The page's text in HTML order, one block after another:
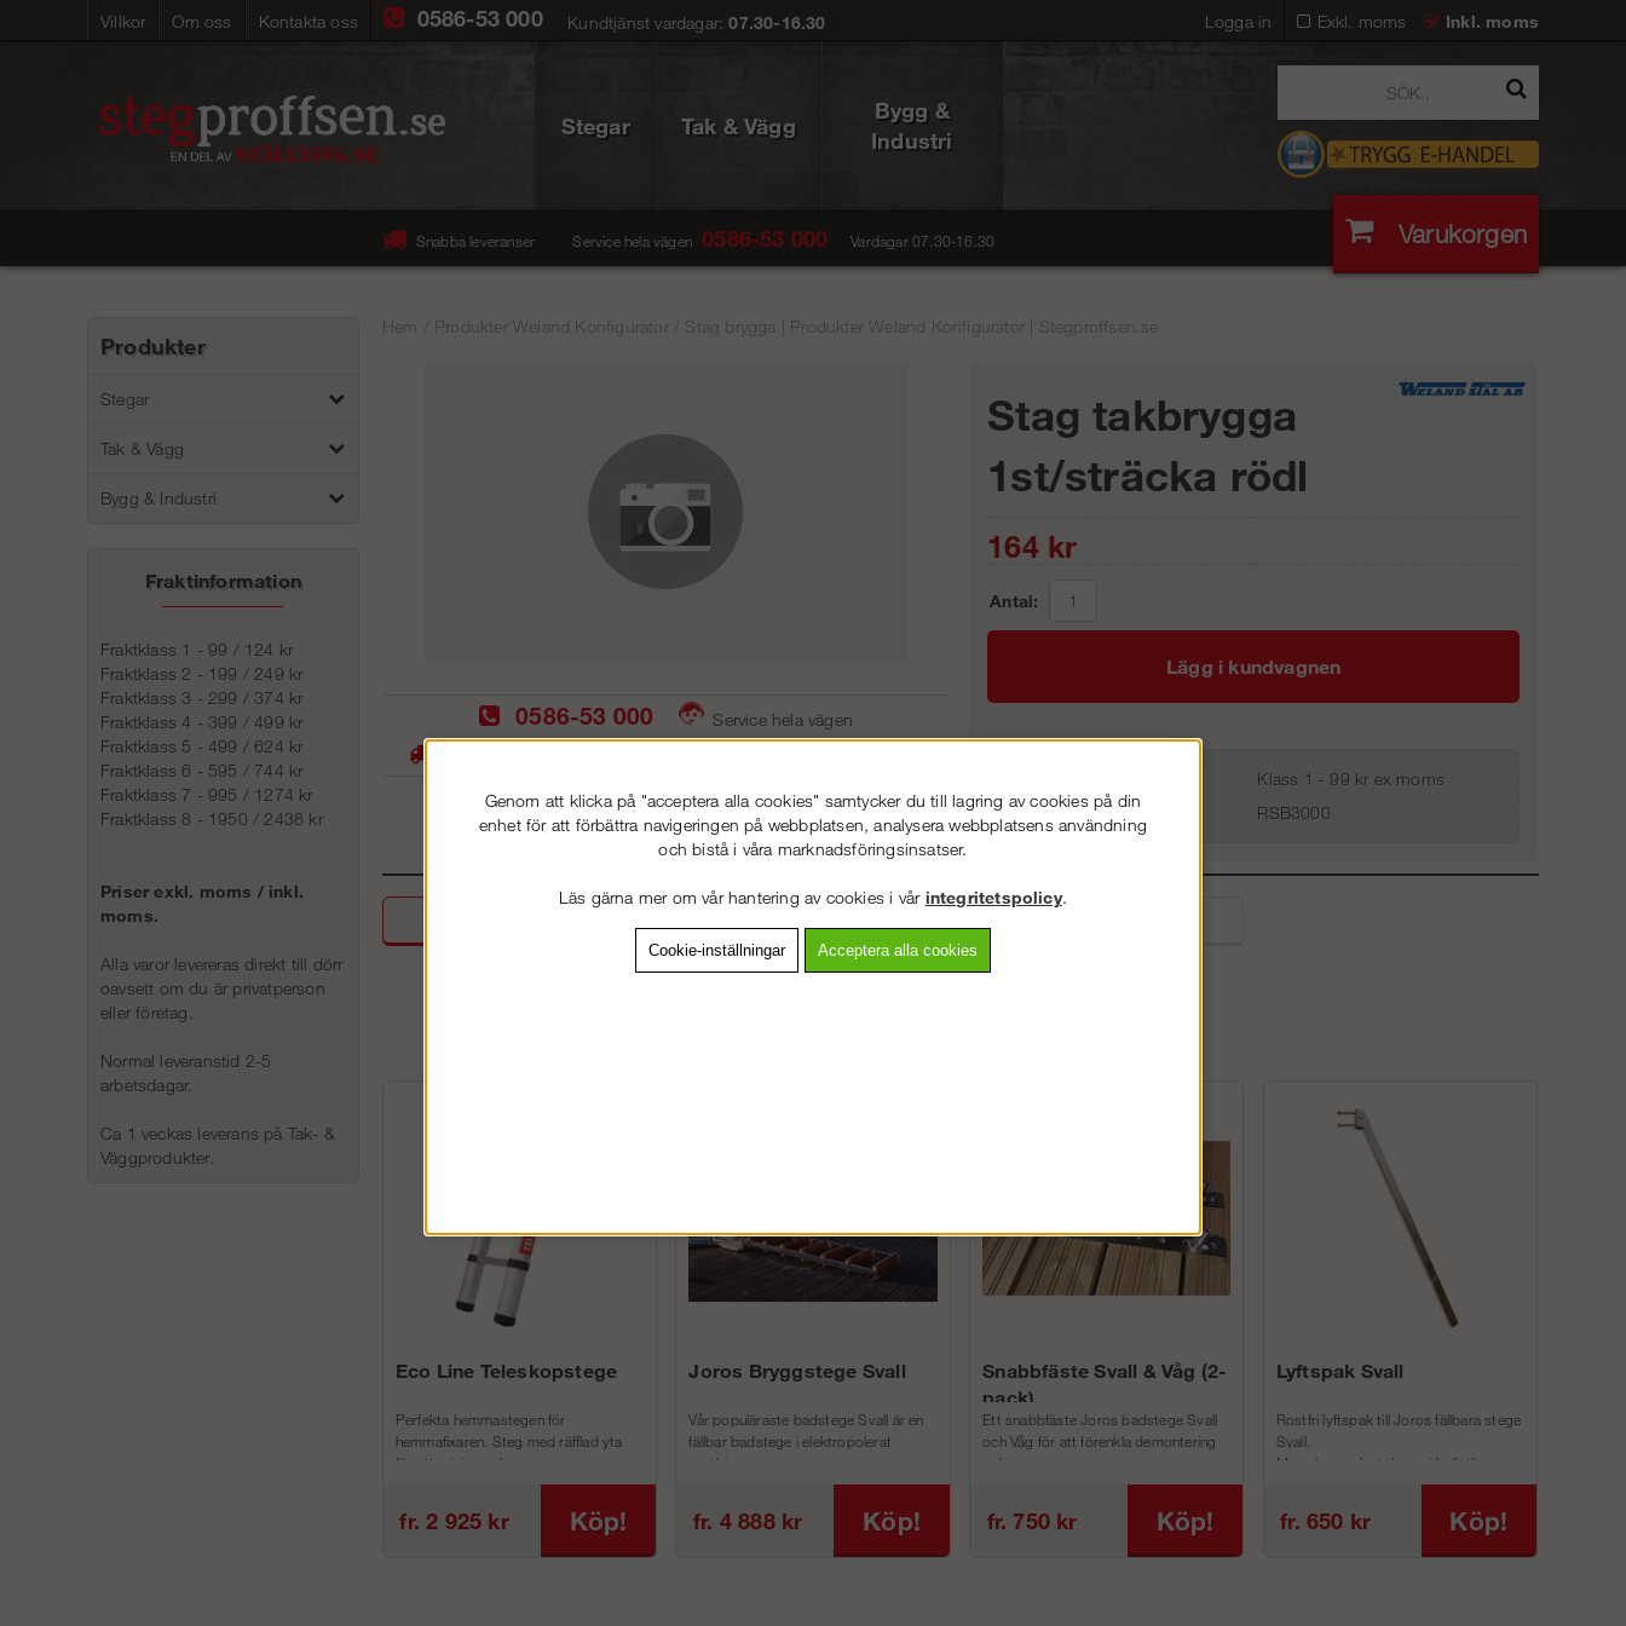
Villkor Om oss Kontakta oss Exkl. moms Inkl. moms
0586-53 000 Kundtjänst vardagar:07.30-16.30 Logga in
Stegar Tak & Vägg
Bygg &
Industri
Snabba leveranser Service hela vägen 0586-53 000 Vardagar 07.30-16.30 Varukorgen
Produkter
Stegar
Tak & Vägg
Bygg & Industri
Fraktinformation
Fraktklass 1 - 99 / 124 kr
Fraktklass 2 - 199 / 249 kr
Fraktklass 3 - 299 / 374 kr
Fraktklass 4 - 399 / 499 kr
Fraktklass 5 - 499 / 624 kr
Fraktklass 6 - 595 / 744 kr
Fraktklass 7 - 995 / 1274 kr
Fraktklass 8 - 1950 / 2438 kr
Priser exkl. moms / inkl.
moms.
Alla varor levereras direkt till dörr
oavsett om du är privatperson
eller företag.
Normal leveranstid 2-5
arbetsdagar.
Ca 1 veckas leverans på Tak- &
Väggprodukter.
Hem Produkter Weland Konfigurator/ Stag brygga | Produkter Weland Konfigurator | Stegproffsen.se
0586-53 000
Service hela vägen
Stag takbrygga
1st/sträcka rödl
164kr
Antal:
Lägg i kundvagnen
Klass 1 - 99 kr ex moms
Artnr:
RSB3000
Detaljerad info
Eco Line Teleskopstege
Perfekta hemmastegen för
hemmafixaren. Steg med räfflad yta
för att minimera h...
fr. 2 925 kr Köp!
Joros Bryggstege Svall
Vår populäraste badstege Svall är en
fällbar badstege i elektropolerat
rostfri...
fr. 4 888 kr Köp!
Snabbfäste Svall & Våg (2-
pack)
Ett snabbfäste Joros badstege Svall
och Våg för att förenkla demontering
och m...
fr. 750 kr Köp!
Lyftspak Svall
Rostfri lyftspak till Joros fällbara stege
Svall.
Man skruvar fast denna i befintliga
fr. 650 kr Köp!
Genom att klicka på "acceptera alla cookies" samtycker du till lagring av cookies på din
enhet för att förbättra navigeringen på webbplatsen, analysera webbplatsens användning
och bistå i våra marknadsföringsinsatser.
Läs gärna mer om vår hantering av cookies i vår integritetspolicy.
Cookie-inställningar Acceptera alla cookies
VÄLKOMMEN TILL STEGPROFFSEN.SE